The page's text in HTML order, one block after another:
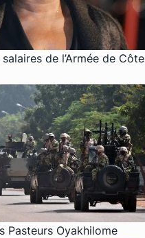
de l’Armée de Côte
Pasteurs Oyakhilome